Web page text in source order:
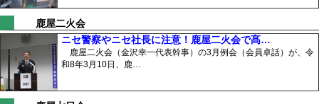
鹿屋二火会
ニセ警察やニセ社長に注意！鹿屋二火会で髙…
鹿屋二火会（金沢幸一代表幹事）の3月例会（会員卓話）が、令
和8年3月10日、鹿…